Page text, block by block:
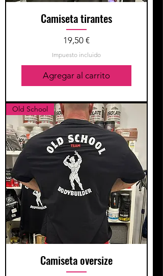
Camiseta tirantes
Precio
19,50 €
Impuesto incluido
Agregar al carrito
Old School
Camiseta oversize